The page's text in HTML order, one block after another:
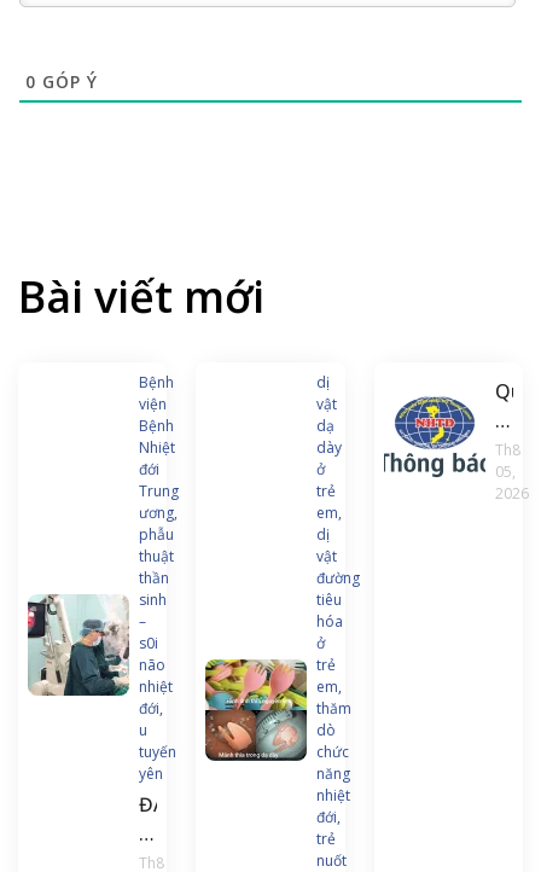
0 GÓP Ý
Bài viết mới
Bệnh
viện
Bệnh
Nhiệt
đới
Trung
ương,
phẫu
thuật
thần
sinh
–
s0i
não
nhiệt
đới,
u
tuyến
yên
ĐAU
ĐẦU
KÉO
Th8
dị
vật
dạ
dày
ở
trẻ
em,
dị
vật
đường
tiêu
hóa
ở
trẻ
em,
thăm
dò
chức
năng
nhiệt
đới,
trẻ
nuốt
định
về
việc
ban
Th8
05,
2026